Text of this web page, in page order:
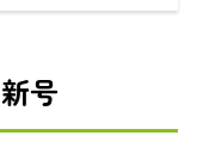
号